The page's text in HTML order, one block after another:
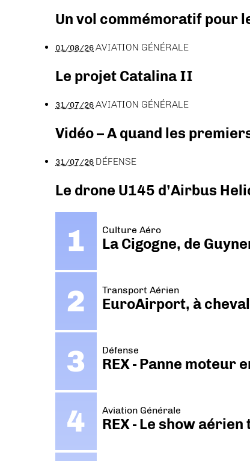
Un vol commémoratif pour
01/08/26AVIATION GÉNÉRALE
Le projet Catalina II
31/07/26AVIATION GÉNÉRALE
Vidéo – A quand les
31/07/26 DÉFENSE
Le drone U145 d’Airbus
Culture Aéro
La Cigogne, de
Transport Aérien
EuroAirport, à
Défense
REX - Panne moteur
Aviation Générale
REX - Le show